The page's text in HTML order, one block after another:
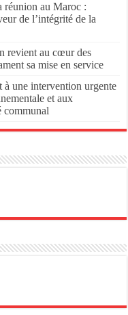
réunion au Maroc :
de l’intégrité de la
revient au cœur des
sa mise en service
à une intervention urgente
et aux
communal